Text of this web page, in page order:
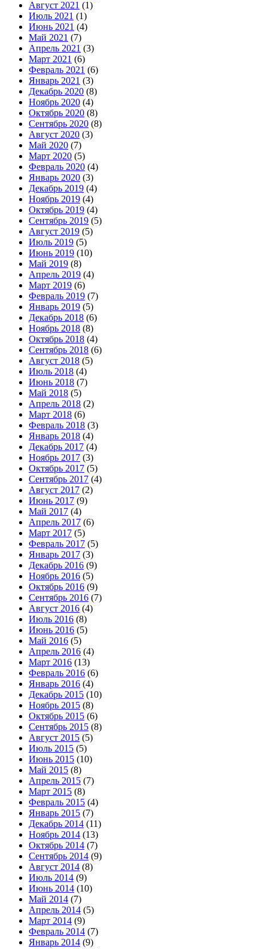
Август 2021 (1)
Июль 2021 (1)
Июнь 2021 (4)
Май 2021 (7)
Апрель 2021 (3)
Март 2021 (6)
Февраль 2021 (6)
Январь 2021 (3)
Декабрь 2020 (8)
Ноябрь 2020 (4)
Октябрь 2020 (8)
Сентябрь 2020 (8)
Август 2020 (3)
Май 2020 (7)
Март 2020 (5)
Февраль 2020 (4)
Январь 2020 (3)
Декабрь 2019 (4)
Ноябрь 2019 (4)
Октябрь 2019 (4)
Сентябрь 2019 (5)
Август 2019 (5)
Июль 2019 (5)
Июнь 2019 (10)
Май 2019 (8)
Апрель 2019 (4)
Март 2019 (6)
Февраль 2019 (7)
Январь 2019 (5)
Декабрь 2018 (6)
Ноябрь 2018 (8)
Октябрь 2018 (4)
Сентябрь 2018 (6)
Август 2018 (5)
Июль 2018 (4)
Июнь 2018 (7)
Май 2018 (5)
Апрель 2018 (2)
Март 2018 (6)
Февраль 2018 (3)
Январь 2018 (4)
Декабрь 2017 (4)
Ноябрь 2017 (3)
Октябрь 2017 (5)
Сентябрь 2017 (4)
Август 2017 (2)
Июнь 2017 (9)
Май 2017 (4)
Апрель 2017 (6)
Март 2017 (5)
Февраль 2017 (5)
Январь 2017 (3)
Декабрь 2016 (9)
Ноябрь 2016 (5)
Октябрь 2016 (9)
Сентябрь 2016 (7)
Август 2016 (4)
Июль 2016 (8)
Июнь 2016 (5)
Май 2016 (5)
Апрель 2016 (4)
Март 2016 (13)
Февраль 2016 (6)
Январь 2016 (4)
Декабрь 2015 (10)
Ноябрь 2015 (8)
Октябрь 2015 (6)
Сентябрь 2015 (8)
Август 2015 (5)
Июль 2015 (5)
Июнь 2015 (10)
Май 2015 (8)
Апрель 2015 (7)
Март 2015 (8)
Февраль 2015 (4)
Январь 2015 (7)
Декабрь 2014 (11)
Ноябрь 2014 (13)
Октябрь 2014 (7)
Сентябрь 2014 (9)
Август 2014 (8)
Июль 2014 (9)
Июнь 2014 (10)
Май 2014 (7)
Апрель 2014 (5)
Март 2014 (9)
Февраль 2014 (7)
Январь 2014 (9)